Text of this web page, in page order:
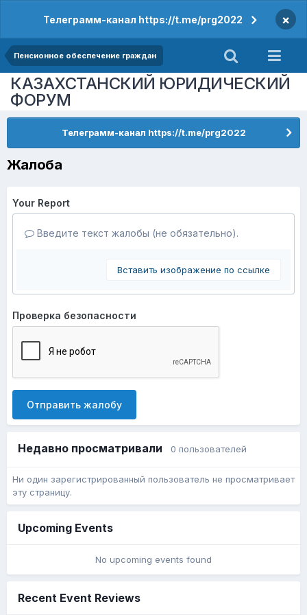
Телеграмм-канал https://t.me/prg2022 ×
Пенсионное обеспечение граждан
КАЗАХСТАНСКИЙ ЮРИДИЧЕСКИЙ
ФОРУМ
Телеграмм-канал https://t.me/prg2022
Жалоба
Your Report
Введите текст жалобы (не обязательно).
Вставить изображение по ссылке
Проверка безопасности
Отправить жалобу
Недавно просматривали 0 пользователей
Ни один зарегистрированный пользователь не просматривает
эту страницу.
Upcoming Events
No upcoming events found
Recent Event Reviews